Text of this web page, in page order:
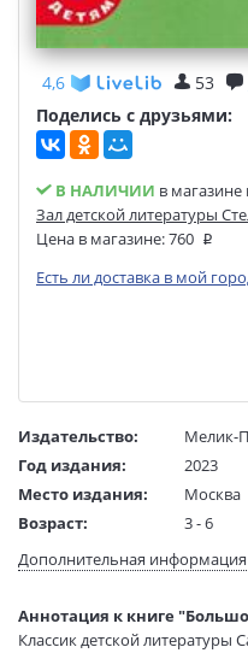
4,6 53
Поделись с друзьями:
В НАЛИЧИИ в магазине
Зал детской литературы
Цена в магазине:760
Есть ли доставка в мой
Издательство:
Мелик-
Год издания:
2023
Место издания:
Москва
Возраст:
3 - 6
Язык текста:
русский
Иллюстраторы:
Формат:
60х90 1/
Дополнительная информация
Аннотация к книге
Классик детской